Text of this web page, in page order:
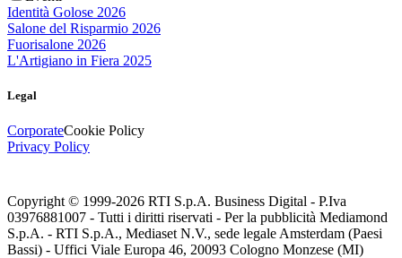
Identità Golose 2026
Salone del Risparmio 2026
Fuorisalone 2026
L'Artigiano in Fiera 2025
Legal
CorporateCookie Policy
Privacy Policy
Copyright © 1999-2026 RTI S.p.A. Business Digital - P.Iva
03976881007 - Tutti i diritti riservati - Per la pubblicità Mediamond
S.p.A. - RTI S.p.A., Mediaset N.V., sede legale Amsterdam (Paesi
Bassi) - Uffici Viale Europa 46, 20093 Cologno Monzese (MI)